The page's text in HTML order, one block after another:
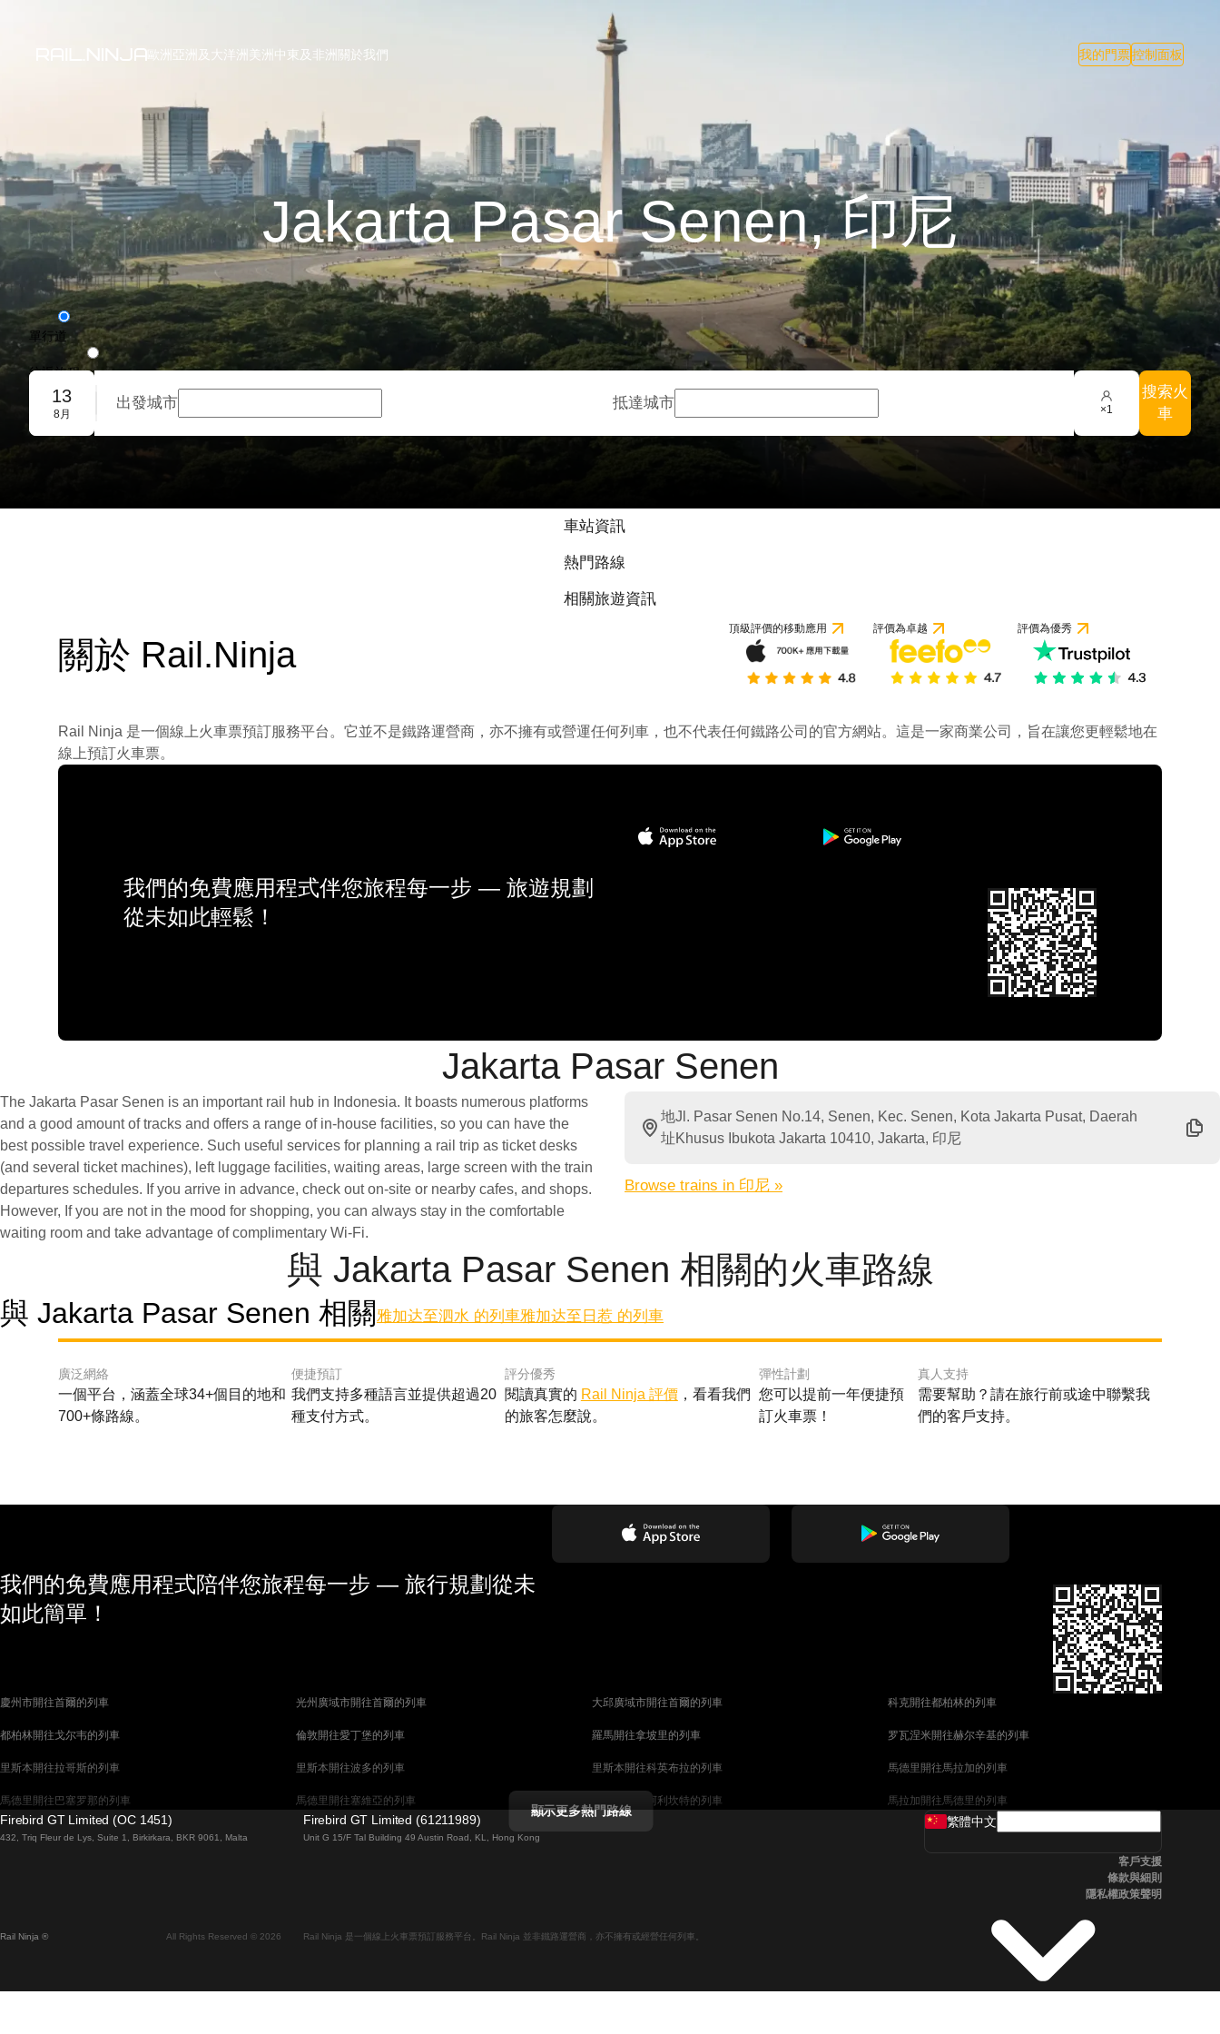
歐洲 亞洲及大洋洲 美洲 中東及非洲 關於我們 我的門票控制面板
Jakarta Pasar Senen, 印尼
單行道
往返旅程
團體預訂
13
8月
出發城市 抵達城市 ×1
搜索火
車
車站資訊
熱門路線
相關旅遊資訊
關於 Rail.Ninja
頂級評價的移動應用 評價為卓越 評價為優秀
Rail Ninja 是一個線上火車票預訂服務平台。它並不是鐵路運營商，亦不擁有或營運任何列車，也不代表任何鐵路公司的官方網站。這是一家商業公司，旨在讓您更輕鬆地在
線上預訂火車票。
我們的免費應用程式伴您旅程每一步 — 旅遊規劃
從未如此輕鬆！
Jakarta Pasar Senen
The Jakarta Pasar Senen is an important rail hub in Indonesia. It boasts numerous platforms
and a good amount of tracks and offers a range of in-house facilities, so you can have the
best possible travel experience. Such useful services for planning a rail trip as ticket desks
(and several ticket machines), left luggage facilities, waiting areas, large screen with the train
departures schedules. If you arrive in advance, check out on-site or nearby cafes, and shops.
However, If you are not in the mood for shopping, you can always stay in the comfortable
waiting room and take advantage of complimentary Wi-Fi.
地
址
Jl. Pasar Senen No.14, Senen, Kec. Senen, Kota Jakarta Pusat, Daerah
Khusus Ibukota Jakarta 10410, Jakarta, 印尼
Browse trains in 印尼 »
與 Jakarta Pasar Senen 相關的火車路線
與 Jakarta Pasar Senen 相關 雅加达至泗水 的列車雅加达至日惹 的列車
廣泛網絡
一個平台，涵蓋全球34+個目的地和
700+條路線。
便捷預訂
我們支持多種語言並提供超過20
種支付方式。
評分優秀
閱讀真實的 Rail Ninja 評價，看看我們
的旅客怎麼說。
彈性計劃
您可以提前一年便捷預
訂火車票！
真人支持
需要幫助？請在旅行前或途中聯繫我
們的客戶支持。
我們的免費應用程式陪伴您旅程每一步 — 旅行規劃從未
如此簡單！
慶州市開往首爾的列車 光州廣域市開往首爾的列車 大邱廣域市開往首爾的列車 科克開往都柏林的列車
都柏林開往戈尔韦的列車 倫敦開往愛丁堡的列車 羅馬開往拿坡里的列車 罗瓦涅米開往赫尔辛基的列車
里斯本開往拉哥斯的列車 里斯本開往波多的列車 里斯本開往科英布拉的列車 馬德里開往馬拉加的列車
馬德里開往巴塞罗那的列車 馬德里開往塞維亞的列車 馬德里開往阿利坎特的列車 馬拉加開往馬德里的列車
巴塞罗那開往馬德里的列車 巴塞罗那開往塞維亞的列車 威尼斯開往佛羅倫斯的列車
首爾開往蔚山廣域市的列車 首爾開往大邱廣域市的列車 首爾開往釜山的列車 斯德哥爾摩開往哥本哈根的列車
中央車站開往卑尔根的列車
顯示更多熱門路線
Firebird GT Limited (OC 1451)
432, Triq Fleur de Lys, Suite 1, Birkirkara, BKR 9061, Malta
Firebird GT Limited (61211989)
Unit G 15/F Tal Building 49 Austin Road, KL, Hong Kong
Rail Ninja ® All Rights Reserved © 2026 Rail Ninja 是一個線上火車票預訂服務平台。Rail Ninja 並非鐵路運營商，亦不擁有或經營任何列車。
繁體中文
客戶支援
條款與細則
隱私權政策聲明